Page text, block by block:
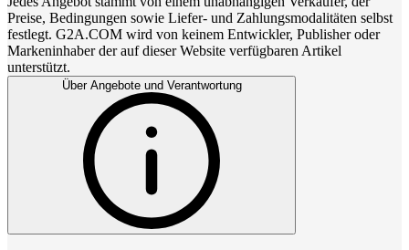
Preise, Bedingungen sowie Liefer- und Zahlungsmodalitäten selbst
festlegt. G2A.COM wird von keinem Entwickler, Publisher oder
Markeninhaber der auf dieser Website verfügbaren Artikel
unterstützt.
Über Angebote und Verantwortung